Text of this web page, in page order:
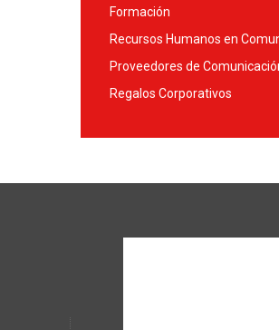
Formación
Recursos Humanos en
Proveedores de
Regalos Corporativos